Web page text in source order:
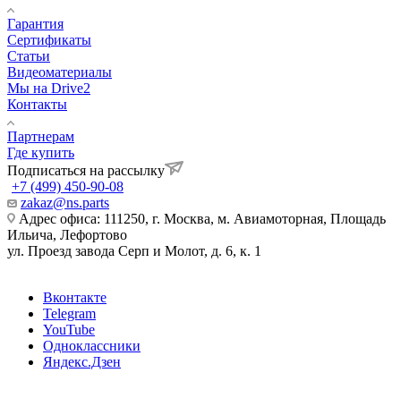
Гарантия
Сертификаты
Статьи
Видеоматериалы
Мы на Drive2
Контакты
Партнерам
Где купить
Подписаться на рассылку
+7 (499) 450-90-08
zakaz@ns.parts
Адрес офиса: 111250, г. Москва, м. Авиамоторная, Площадь
Ильича, Лефортово
ул. Проезд завода Серп и Молот, д. 6, к. 1
Вконтакте
Telegram
YouTube
Одноклассники
Яндекс.Дзен